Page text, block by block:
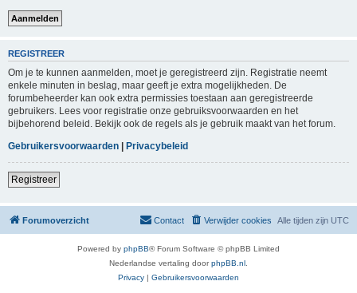
REGISTREER
Om je te kunnen aanmelden, moet je geregistreerd zijn. Registratie neemt
enkele minuten in beslag, maar geeft je extra mogelijkheden. De
forumbeheerder kan ook extra permissies toestaan aan geregistreerde
gebruikers. Lees voor registratie onze gebruiksvoorwaarden en het
bijbehorend beleid. Bekijk ook de regels als je gebruik maakt van het forum.
Gebruikersvoorwaarden | Privacybeleid
Registreer
Forumoverzicht Alle tijden zijn UTC
Verwijder cookies
Contact
Powered by phpBB® Forum Software © phpBB Limited
Nederlandse vertaling doorphpBB.nl
Privacy | Gebruikersvoorwaarden